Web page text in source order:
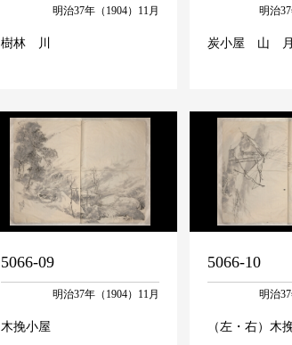
明治37年（1904）11月
樹林 川
明治
炭小屋 山
5066-09
明治37年（1904）11月
木挽小屋
5066-10
明治
（左・右）木